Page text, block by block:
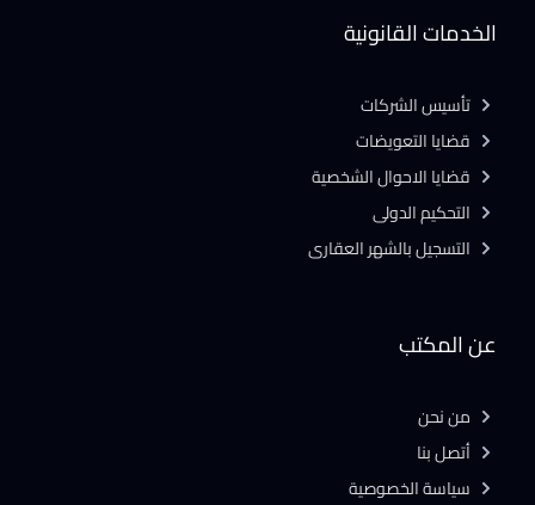
عن المكتب
من نحن
أتصل بنا
سياسة الخصوصية
الخدمات القانونية
تأسيس الشركات
قضايا التعويضات
قضايا الاحوال الشخصية
التحكيم الدولى
التسجيل بالشهر العقارى